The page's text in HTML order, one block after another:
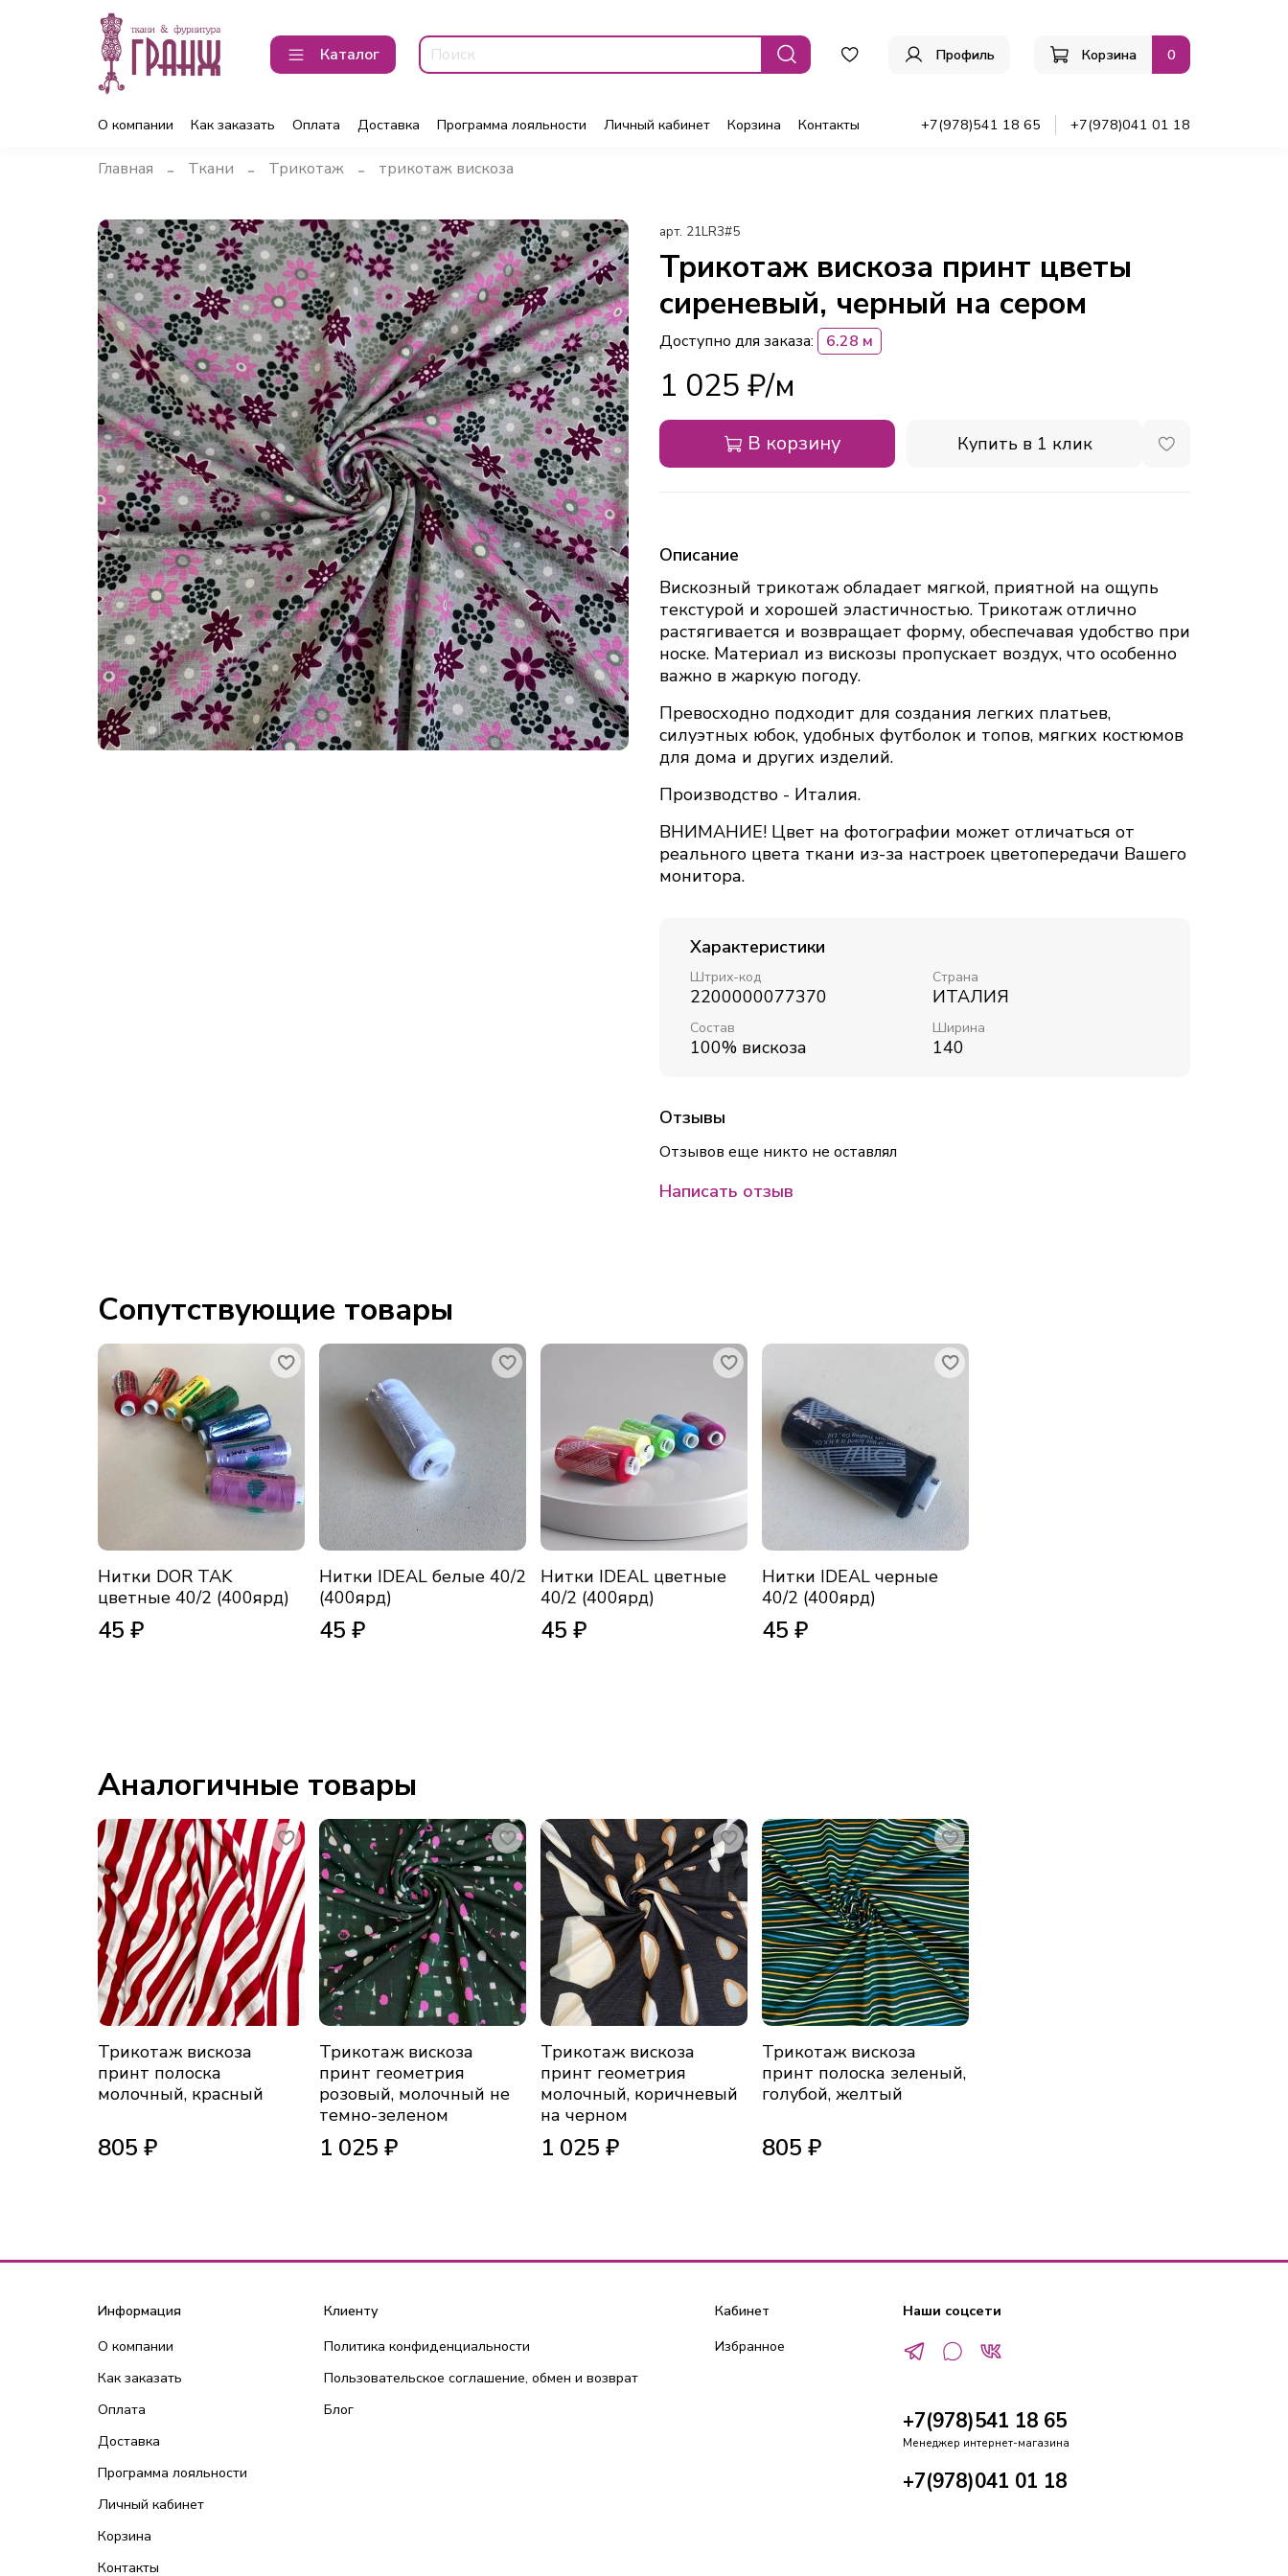
Каталог Профиль Корзина 0
О компании Как заказать Оплата Доставка Программа лояльности Личный кабинет Корзина Контакты +7(978)541 18 65 +7(978)041 01 18
Главная Ткани Трикотаж трикотаж вискоза
арт. 21LR3#5
Трикотаж вискоза принт цветы
сиреневый, черный на сером
Доступно для заказа: 6.28 м
1 025 ₽
В корзину Купить в 1 клик
Описание
Вискозный трикотаж обладает мягкой, приятной на ощупь
текстурой и хорошей эластичностью. Трикотаж отлично
растягивается и возвращает форму, обеспечавая удобство при
носке. Материал из вискозы пропускает воздух, что особенно
важно в жаркую погоду.
Превосходно подходит для создания легких платьев,
силуэтных юбок, удобных футболок и топов, мягких костюмов
для дома и других изделий.
Производство - Италия.
ВНИМАНИЕ! Цвет на фотографии может отличаться от
реального цвета ткани из-за настроек цветопередачи Вашего
монитора.
Характеристики
Штрих-код
2200000077370
Страна
ИТАЛИЯ
Состав
100% вискоза
Ширина
140
Отзывы
Отзывов еще никто не оставлял
Написать отзыв
Сопутствующие товары
Нитки DOR TAK
цветные 40/2 (400ярд)
45 ₽
Нитки IDEAL белые 40/2
(400ярд)
45 ₽
Нитки IDEAL цветные
40/2 (400ярд)
45 ₽
Нитки IDEAL черные
40/2 (400ярд)
45 ₽
Аналогичные товары
Трикотаж вискоза
принт полоска
молочный, красный
805 ₽
Трикотаж вискоза
принт геометрия
розовый, молочный не
темно-зеленом
1 025 ₽
Трикотаж вискоза
принт геометрия
молочный, коричневый
на черном
1 025 ₽
Трикотаж вискоза
принт полоска зеленый,
голубой, желтый
805 ₽
Информация
О компании
Как заказать
Оплата
Доставка
Программа лояльности
Личный кабинет
Корзина
Контакты
Клиенту
Политика конфиденциальности
Пользовательское соглашение, обмен и возврат
Блог
Кабинет
Избранное
Наши соцсети
+7(978)541 18 65
Менеджер интернет-магазина
+7(978)041 01 18